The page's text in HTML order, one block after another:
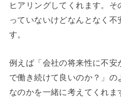
ヒアリングしてくれます。そ
っていないけどなんとなく
す。
例えば「会社の将来性に不
で働き続けて良いのか？」
なのかを一緒に考えてくれま